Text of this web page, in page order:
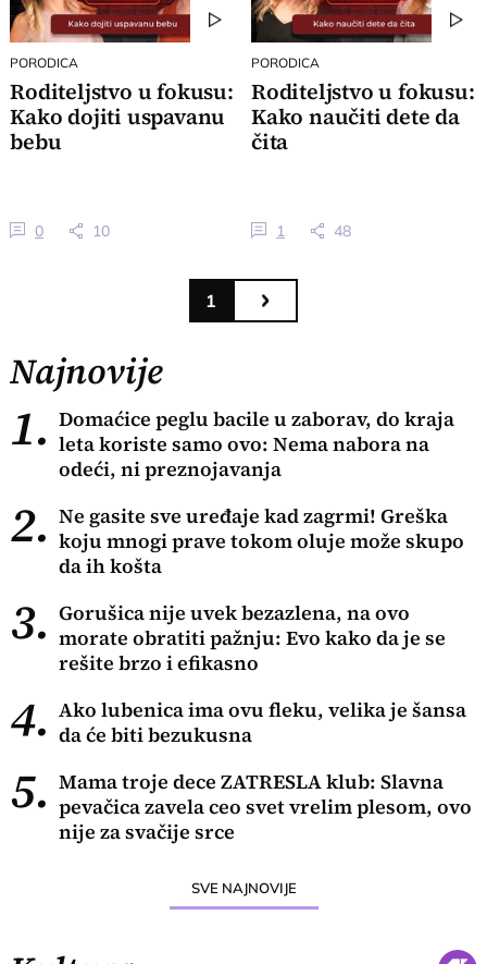
PORODICA
Roditeljstvo u fokusu:
Kako dojiti uspavanu
bebu
0 10
PORODICA
Roditeljstvo u fokusu:
Kako naučiti dete da
čita
1 48
1
Najnovije
1. Domaćice peglu bacile u zaborav, do kraja
leta koriste samo ovo: Nema nabora na
odeći, ni preznojavanja
2. Ne gasite sve uređaje kad zagrmi! Greška
koju mnogi prave tokom oluje može skupo
da ih košta
3. Gorušica nije uvek bezazlena, na ovo
morate obratiti pažnju: Evo kako da je se
rešite brzo i efikasno
4. Ako lubenica ima ovu fleku, velika je šansa
da će biti bezukusna
5. Mama troje dece ZATRESLA klub: Slavna
pevačica zavela ceo svet vrelim plesom, ovo
nije za svačije srce
SVE NAJNOVIJE